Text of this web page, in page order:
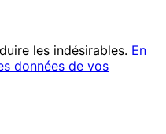
les indésirables. En
données de vos